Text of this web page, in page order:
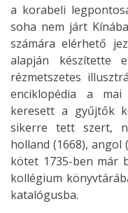
a korabeli
soha nem járt
számára elérhető
alapján készítette
rézmetszetes
enciklopédia a
keresett a gyűjtők
sikerre tett szert,
holland (1668), angol
kötet 1735-ben már
kollégium
katalógusba.